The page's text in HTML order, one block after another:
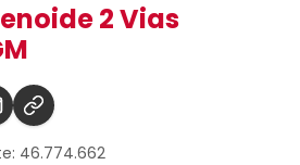
2 Vias
46.774.662